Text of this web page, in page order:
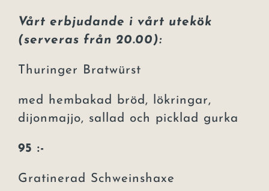
Vårt erbjudande i vårt utekök
(serveras från 20.00):
Thuringer Bratwürst
med hembakad bröd, lökringar,
dijonmajjo, sallad och picklad gurka
95 :-
Gratinerad Schweinshaxe